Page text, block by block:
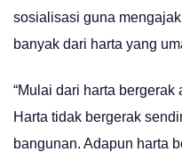
sosialisasi guna
banyak dari harta yang
“Mulai dari harta bergerak
Harta tidak bergerak
bangunan. Adapun harta